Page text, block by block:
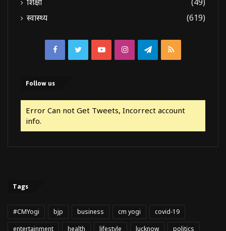
स्वास्थ्य
(619)
FacebookTwitterYouTubeInstagramTelegram
RSS
Follow us
Error Can not Get Tweets, Incorrect account
info.
Tags
#CMYogi bjp business cm yogi
covid-19
entertainment
health lifestyle lucknow politics